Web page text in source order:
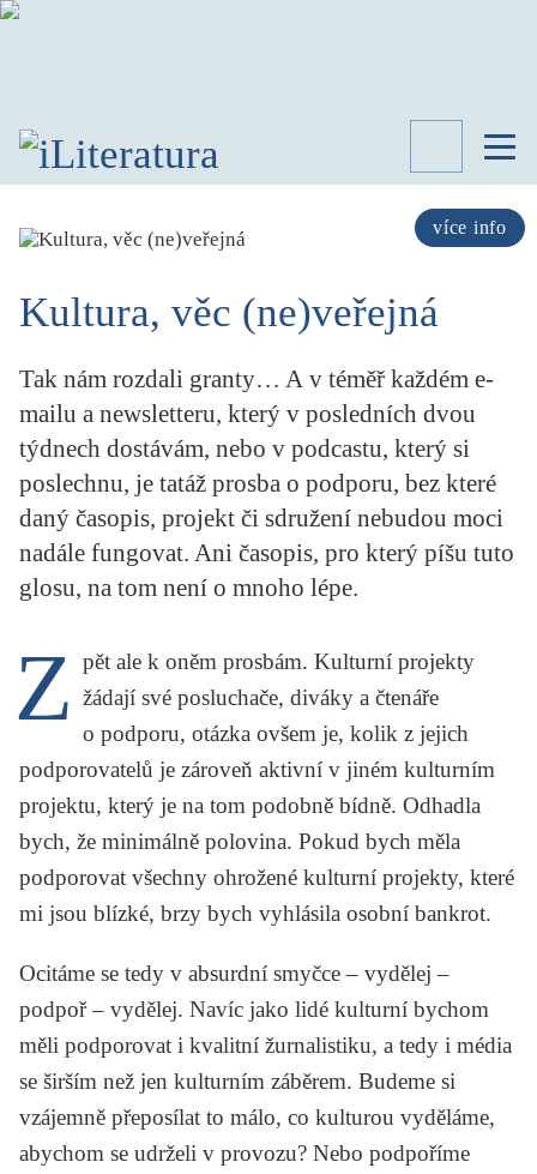
více info
LITERATURY
KATEGORIE
AKTUALITA
PŘEHLED
STUDIE
PORTRÉT
KRITIKA PŘEKLADU
SLOUPEK
Kultura, věc (ne)veřejná
Tak nám rozdali granty… A v téměř každém e-
mailu a newsletteru, který v posledních dvou
týdnech dostávám, nebo v podcastu, který si
poslechnu, je tatáž prosba o podporu, bez které
daný časopis, projekt či sdružení nebudou moci
nadále fungovat. Ani časopis, pro který píšu tuto
glosu, na tom není o mnoho lépe.
Z pět ale k oněm prosbám. Kulturní projekty
žádají své posluchače, diváky a čtenáře
o podporu, otázka ovšem je, kolik z jejich
podporovatelů je zároveň aktivní v jiném kulturním
projektu, který je na tom podobně bídně. Odhadla
bych, že minimálně polovina. Pokud bych měla
podporovat všechny ohrožené kulturní projekty, které
mi jsou blízké, brzy bych vyhlásila osobní bankrot.
Ocitáme se tedy v absurdní smyčce – vydělej –
podpoř – vydělej. Navíc jako lidé kulturní bychom
měli podporovat i kvalitní žurnalistiku, a tedy i média
se širším než jen kulturním záběrem. Budeme si
vzájemně přeposílat to málo, co kulturou vyděláme,
abychom se udrželi v provozu? Nebo podpoříme